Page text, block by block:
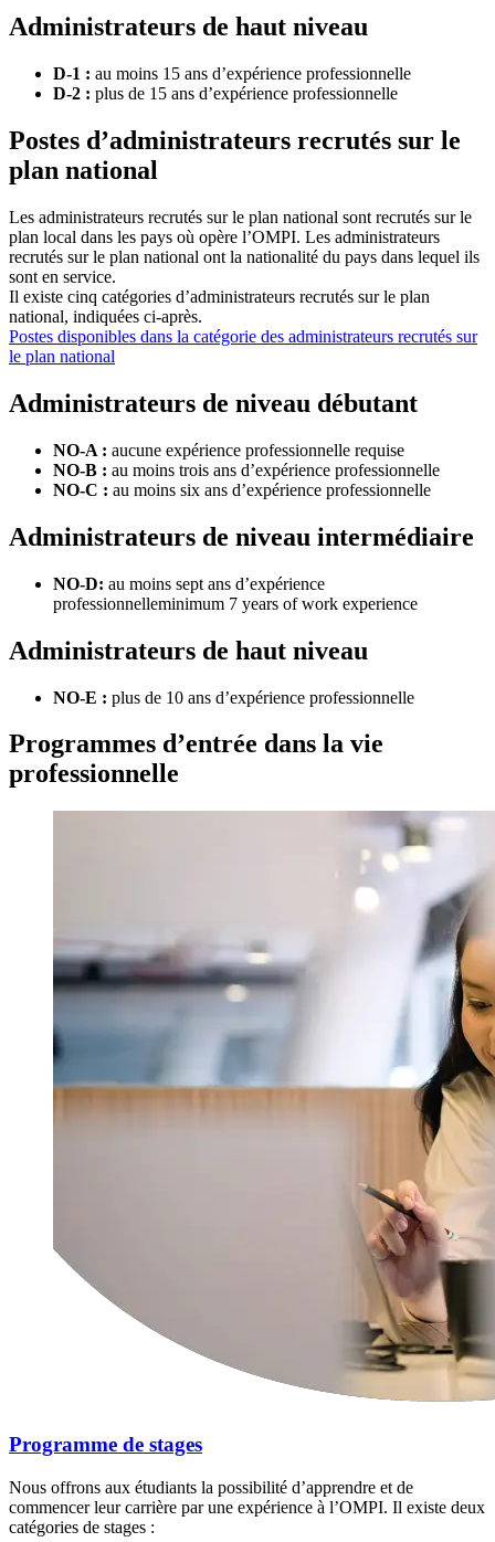
Administrateurs de haut niveau
D-1 : au moins 15 ans d’expérience professionnelle
D-2 : ​​​​​​​plus de 15 ans d’expérience professionnelle
Postes d’administrateurs recrutés sur le
plan national
Les administrateurs recrutés sur le plan national sont recrutés sur le
plan local dans les pays où opère l’OMPI. Les administrateurs
recrutés sur le plan national ont la nationalité du pays dans lequel ils
sont en service.
Il existe cinq catégories d’administrateurs recrutés sur le plan
national, indiquées ci-après.
Postes disponibles dans la catégorie des administrateurs recrutés sur
le plan national
Administrateurs de niveau débutant
NO-A : ​​​​​​​aucune expérience professionnelle requise
NO-B : ​​​​​​​au moins trois ans d’expérience professionnelle
NO-C : ​​​​​​​au moins six ans d’expérience professionnelle
Administrateurs de niveau intermédiaire
NO-D: ​​​​​​​au moins sept ans d’expérience
professionnelleminimum 7 years of work experience
Administrateurs de haut niveau
NO-E : plus de 10 ans d’expérience professionnelle
Programmes d’entrée dans la vie
professionnelle
Programme de stages
Nous offrons aux étudiants la possibilité d’apprendre et de
commencer leur carrière par une expérience à l’OMPI. Il existe deux
catégories de stages :